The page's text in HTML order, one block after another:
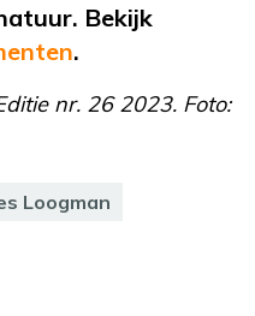
Bekijk
.
nr. 26 2023. Foto:
Loogman